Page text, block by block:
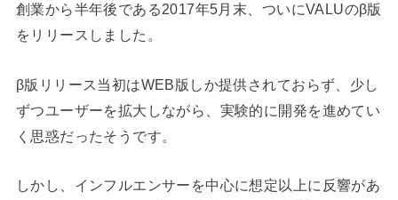
創業から半年後である2017年5月末、ついにVALUのβ版
をリリースしました。
β版リリース当初はWEB版しか提供されておらず、少し
ずつユーザーを拡大しながら、実験的に開発を進めてい
く思惑だったそうです。
しかし、インフルエンサーを中心に想定以上に反響があ